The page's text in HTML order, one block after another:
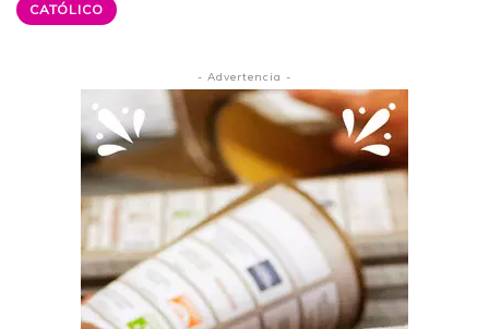
CATÓLICO
- Advertencia -